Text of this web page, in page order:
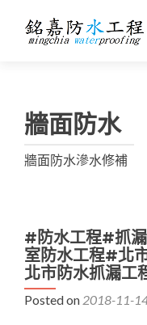
牆面防水
牆面防水滲水修補
#防水工程#抓
室防水工程#北
北市防水抓漏工
Posted on 2018-11-